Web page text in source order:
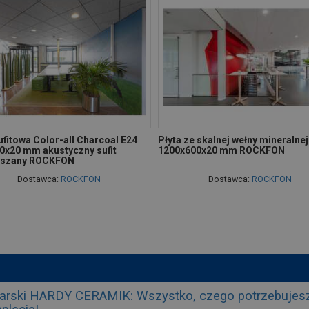
Color-all Charcoal E24
mm akustyczny sufit
ROCKFON
Dostawca: ROCKFON
Płyta ze skalnej wełny
1200x600x20 mm ROCKFON
Dostawca: ROCKFON
HARDY CERAMIK: Wszystko, czego